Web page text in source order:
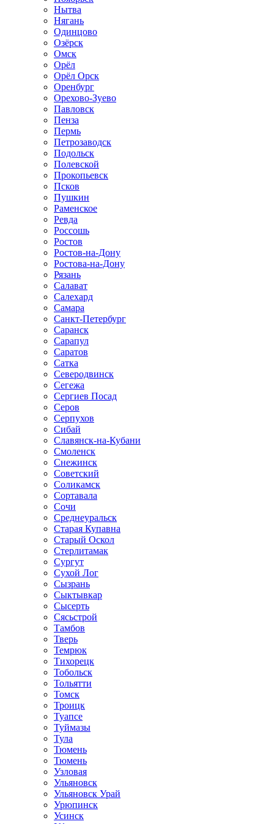
Нытва
Нягань
Одинцово
Озёрск
Омск
Орёл
Орёл Орск
Оренбург
Орехово-Зуево
Павловск
Пенза
Пермь
Петрозаводск
Подольск
Полевской
Прокопьевск
Псков
Пушкин
Раменское
Ревда
Россошь
Ростов
Ростов-на-Дону
Ростова-на-Дону
Рязань
Салават
Салехард
Самара
Санкт-Петербург
Саранск
Сарапул
Саратов
Сатка
Северодвинск
Сегежа
Сергиев Посад
Серов
Серпухов
Сибай
Славянск-на-Кубани
Смоленск
Снежинск
Советский
Соликамск
Сортавала
Сочи
Среднеуральск
Старая Купавна
Старый Оскол
Стерлитамак
Сургут
Сухой Лог
Сызрань
Сыктывкар
Сысерть
Сясьстрой
Тамбов
Тверь
Темрюк
Тихорецк
Тобольск
Тольятти
Томск
Троицк
Туапсе
Туймазы
Тула
Тюмень
Тюмень
Узловая
Ульяновск
Ульяновск Урай
Урюпинск
Усинск